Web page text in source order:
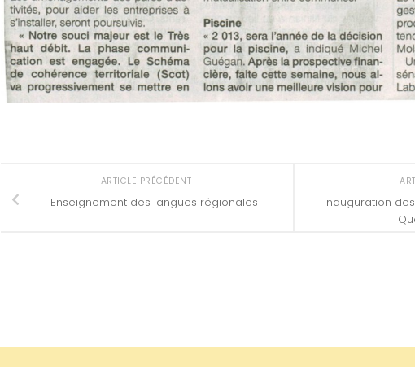
Inauguration
ARTICLE PRÉCÉDENT
Enseignement des langues régionales